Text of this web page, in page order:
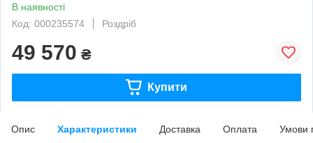
В наявності
Код: 000235574
Роздріб
49 570 ₴
Купити
Опис Характеристики Доставка Оплата Умови